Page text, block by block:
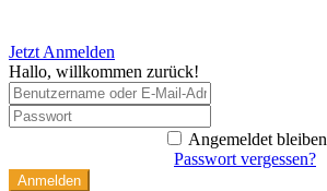
Jetzt Anmelden
Hallo, willkommen zurück!
Angemeldet bleiben
Passwort vergessen?
Anmelden